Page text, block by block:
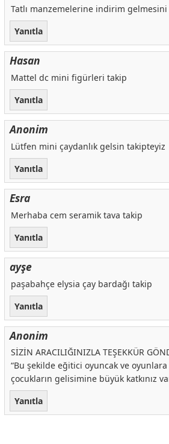
Tatlı manzemelerine indirim
Yanıtla
Hasan
Mattel dc mini figürleri takip
Yanıtla
Anonim
Lütfen mini çaydanlık gelsin takipteyiz
Yanıtla
Esra
Merhaba cem seramik tava takip
Yanıtla
ayşe
paşabahçe elysia çay bardağı takip
Yanıtla
Anonim
SİZİN ARACILIĞINIZLA TEŞEKKÜR
“Bu şekilde eğitici oyuncak ve
çocukların gelisimine büyük katkınız
Yanıtla